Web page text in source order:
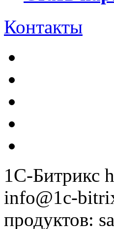
Контакты
1С-Битрикс
info@1c-
продуктов: